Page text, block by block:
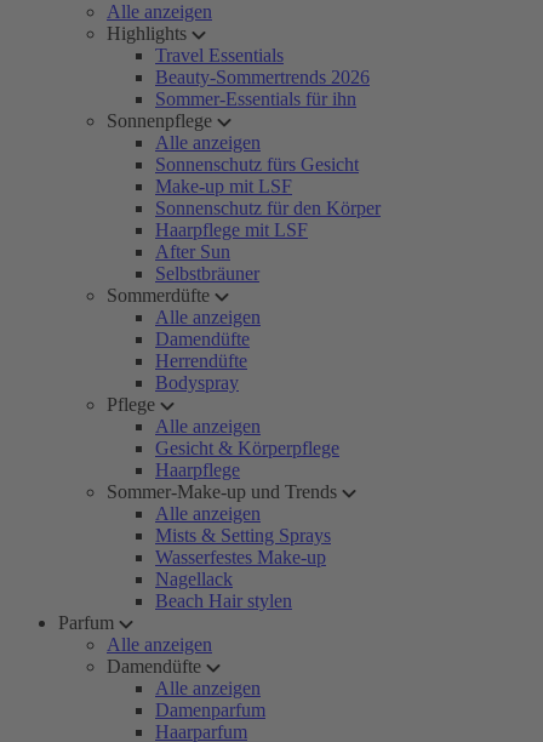
Alle anzeigen
Highlights
Travel Essentials
Beauty-Sommertrends 2026
Sommer-Essentials für ihn
Sonnenpflege
Alle anzeigen
Sonnenschutz fürs Gesicht
Make-up mit LSF
Sonnenschutz für den Körper
Haarpflege mit LSF
After Sun
Selbstbräuner
Sommerdüfte
Alle anzeigen
Damendüfte
Herrendüfte
Bodyspray
Pflege
Alle anzeigen
Gesicht & Körperpflege
Haarpflege
Sommer-Make-up und Trends
Alle anzeigen
Mists & Setting Sprays
Wasserfestes Make-up
Nagellack
Beach Hair stylen
Parfum
Alle anzeigen
Damendüfte
Alle anzeigen
Damenparfum
Haarparfum